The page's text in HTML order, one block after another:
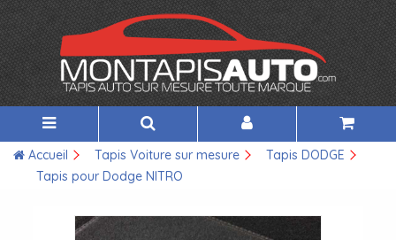
Accueil Tapis Voiture sur mesure
Tapis DODGE
Tapis pour Dodge NITRO